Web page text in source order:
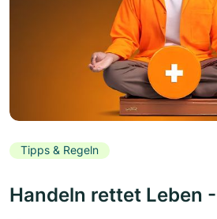
Tipps & Regeln
Handeln rettet Leben